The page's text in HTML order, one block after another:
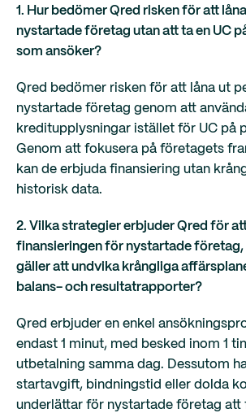
1. Hur bedömer Qred risken för att
nystartade företag utan att ta en UC
som ansöker?
Qred bedömer risken för att låna ut
nystartade företag genom att
kreditupplysningar istället för UC på
Genom att fokusera på företagets
kan de erbjuda finansiering utan
historisk data.
2. Vilka strategier erbjuder Qred för
finansieringen för nystartade företag,
gäller att undvika krångliga
balans- och resultatrapporter?
Qred erbjuder en enkel
endast 1 minut, med besked inom 1
utbetalning samma dag. Dessutom
startavgift, bindningstid eller dolda
underlättar för nystartade företag att